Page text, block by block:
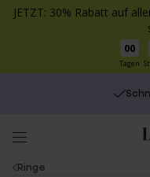
JETZT: 30% Rabatt auf
00
Tagen
You
Ringe